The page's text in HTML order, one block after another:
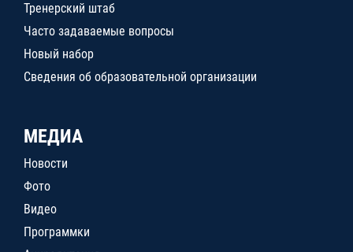
Тренерский штаб
Часто задаваемые вопросы
Новый набор
Сведения об образовательной организации
МЕДИА
Новости
Фото
Видео
Программки